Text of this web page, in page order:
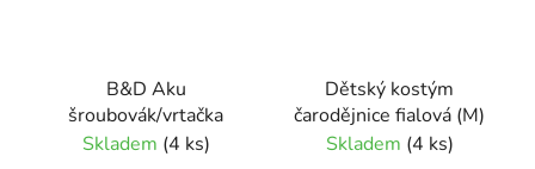
B&D Aku
šroubovák/vrtačka
Skladem (4 ks)
Dětský kostým
čarodějnice fialová (M)
Skladem (4 ks)